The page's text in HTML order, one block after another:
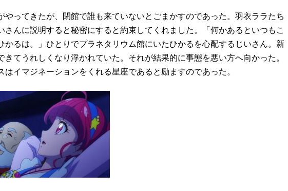
やってきたが、閉館で誰も来ていないとごまかすのであった。羽衣ララたち
さんに説明すると秘密にすると約束してくれました。「何かあるといつもこ
かるは。」ひとりでプラネタリウム館にいたひかるを心配するじいさん。新
きてうれしくなり浮かれていた。それが結果的に事態を悪い方へ向かった。
はイマジネーションをくれる星座であると励ますのであった。